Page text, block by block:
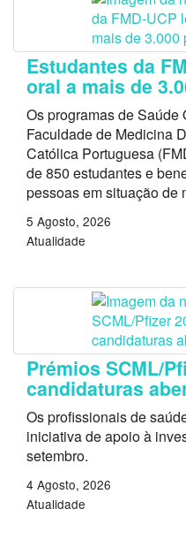
Estudantes da
oral a mais de
Os programas de Saúde
Faculdade de Medicina
Católica Portuguesa
de 850 estudantes e
pessoas em situação de
5 Agosto, 2026
Atualidade
Prémios SCML/
candidaturas
Os profissionais de
iniciativa de apoio à
setembro.
4 Agosto, 2026
Atualidade